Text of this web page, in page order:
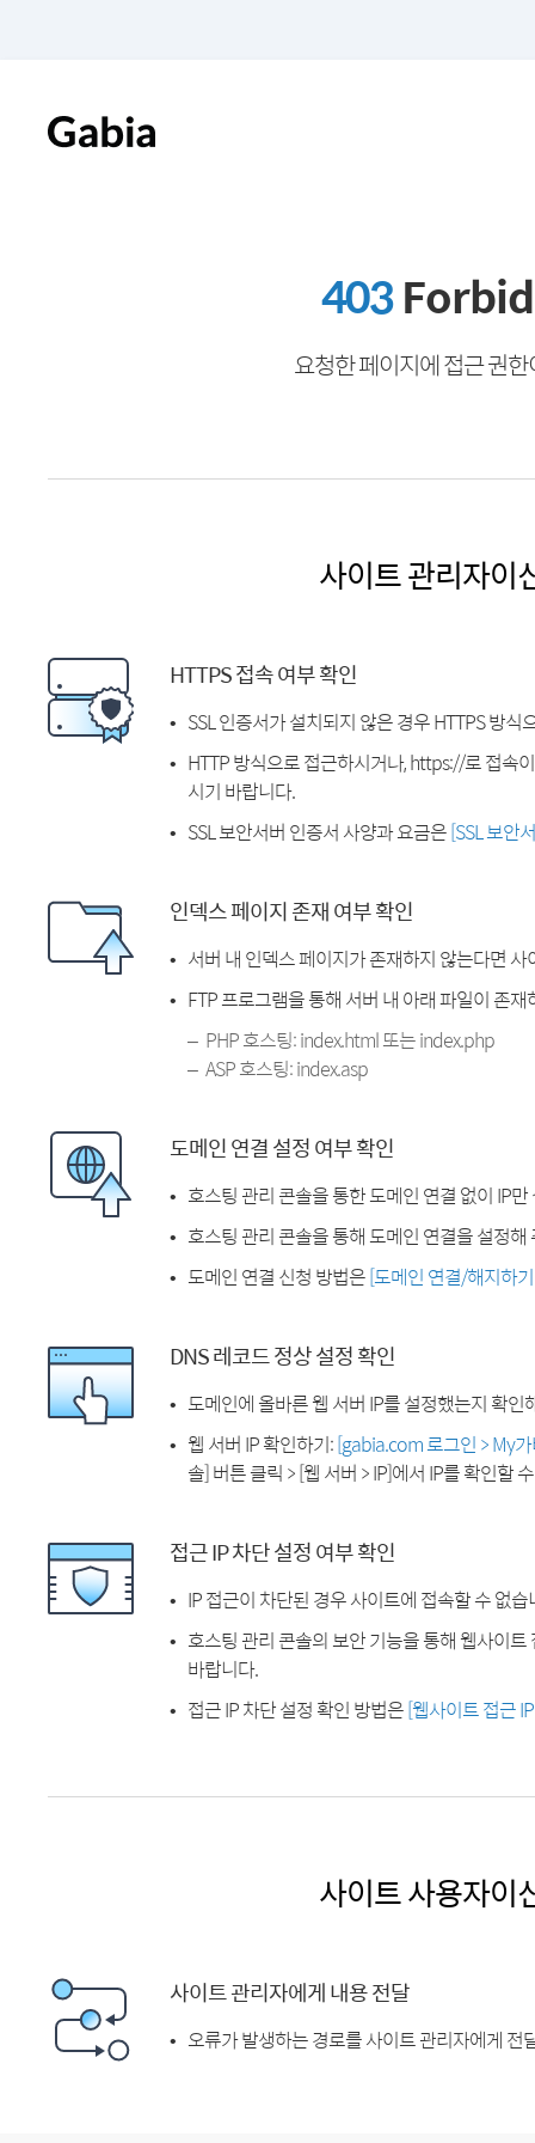
403
요청한 페이지에 접근 권
사이트 관리자이
HTTPS 접속 여부 확인
SSL 인증서가 설치되지 않은 경우 HTTPS 방식
HTTP 방식으로 접근하시거나, https://로 접속
시기 바랍니다.
SSL 보안서버 인증서 사양과 요금은[SSL 보안
인덱스 페이지 존재 여부 확인
서버 내 인덱스 페이지가 존재하지 않는다면
FTP 프로그램을 통해 서버 내 아래 파일이 존
PHP 호스팅: index.html 또는 index.php
ASP 호스팅: index.asp
도메인 연결 설정 여부 확인
호스팅 관리 콘솔을 통한 도메인 연결 없이 IP
호스팅 관리 콘솔을 통해 도메인 연결을 설정해
도메인 연결 신청 방법은[도메인 연결/해지하
DNS 레코드 정상 설정 확인
도메인에 올바른 웹 서버 IP를 설정했는지 확인
웹 서버 IP 확인하기:[gabia.com 로그인 > My
솔] 버튼 클릭 > [웹 서버 > IP]에서 IP를 확인할
접근 IP 차단 설정 여부 확인
IP 접근이 차단된 경우 사이트에 접속할 수 없습
호스팅 관리 콘솔의 보안 기능을 통해 웹사이
바랍니다.
접근 IP 차단 설정 확인 방법은[웹사이트 접근
사이트 사용자이
사이트 관리자에게 내용 전달
오류가 발생하는 경로를 사이트 관리자에게 전